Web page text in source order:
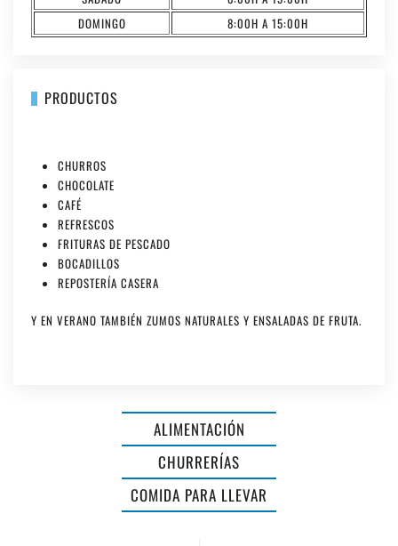
DOMINGO
8:00H A 15:00H
PRODUCTOS
CHURROS
CHOCOLATE
CAFÉ
REFRESCOS
FRITURAS DE PESCADO
BOCADILLOS
REPOSTERÍA CASERA
Y EN VERANO TAMBIÉN ZUMOS NATURALES Y ENSALADAS DE FRUTA.
ALIMENTACIÓN
CHURRERÍAS
COMIDA PARA LLEVAR
LA
PAELLA